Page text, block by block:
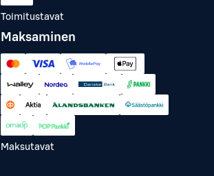
Toimitustavat
Maksaminen
Maksutavat